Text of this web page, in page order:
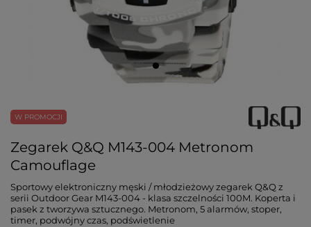
W PROMOCJI
Zegarek Q&Q M143-004 Metronom
Camouflage
Sportowy elektroniczny męski / młodzieżowy zegarek Q&Q z
serii Outdoor Gear M143-004 - klasa szczelności 100M. Koperta i
pasek z tworzywa sztucznego. Metronom, 5 alarmów, stoper,
timer, podwójny czas, podświetlenie